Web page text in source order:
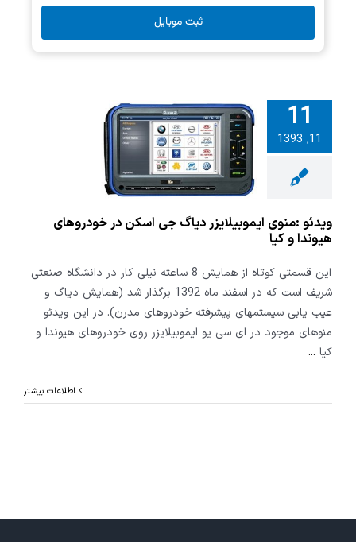
11
11, 1393
:منوی
دیاگ جی
خودروهای
ویدئو :منوی ایموبیلایزر دیاگ جی اسکن در خودروهای
هیوندا و کیا
این قسمتی کوتاه از همایش 8 ساعته نیلی کار در دانشگاه صنعتی
شریف است که در اسفند ماه 1392 برگذار شد (همایش دیاگ و
عیب یابی سیستمهای پیشرفته خودروهای مدرن). در این ویدئو
منوهای موجود در ای سی یو ایموبیلایزر روی خودروهای هیوندا و
کیا ...
اطلاعات بیشتر
ثبت موبایل